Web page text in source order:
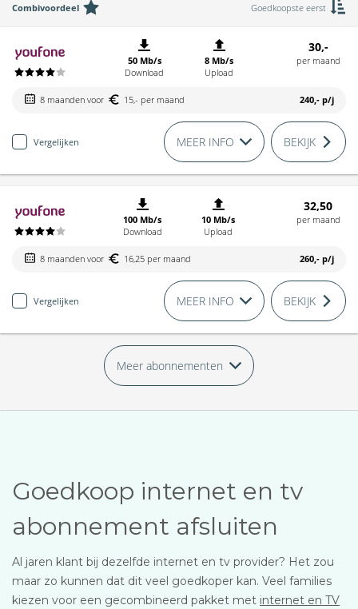
Combivoordeel Goedkoopste eerst
50 Mb/s
Download
8 Mb/s
Upload
30,-
per maand
8 maanden voor 15,- per maand 240,- p/j
Vergelijken MEER INFO BEKIJK
100 Mb/s
Download
10 Mb/s
Upload
32,50
per maand
8 maanden voor 16,25 per maand 260,- p/j
Vergelijken MEER INFO BEKIJK
Meer abonnementen
Goedkoop internet en tv
abonnement afsluiten
Al jaren klant bij dezelfde internet en tv provider? Het zou
maar zo kunnen dat dit veel goedkoper kan. Veel families
kiezen voor een gecombineerd pakket met internet en TV